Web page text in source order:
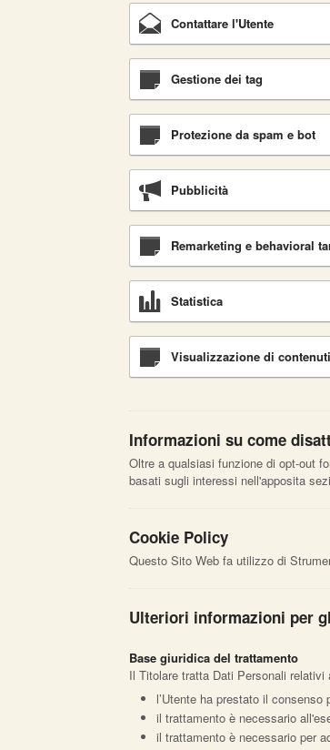
Contattare l'Utente
Gestione dei tag
Protezione da spam e bot
Pubblicità
Remarketing e behavioral
Statistica
Visualizzazione di
Informazioni su come
Oltre a qualsiasi funzione di opt-out
basati sugli interessi nell'apposita
Cookie Policy
Questo Sito Web fa utilizzo di
Ulteriori informazioni per
Base giuridica del trattamento
Il Titolare tratta Dati Personali
l’Utente ha prestato il
il trattamento è necessario
il trattamento è necessario per